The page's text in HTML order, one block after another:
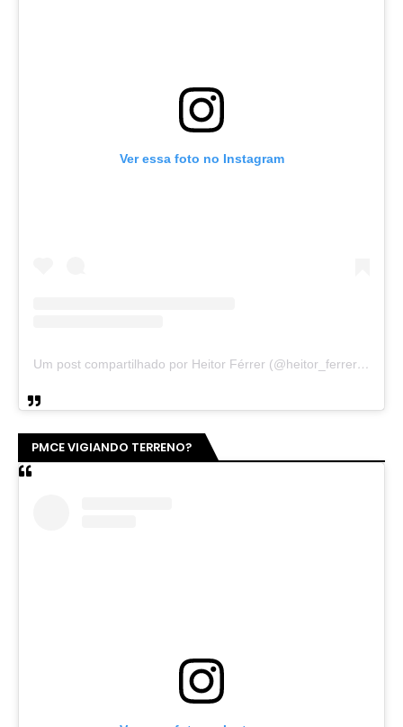
Ver essa foto no Instagram
Um post compartilhado por Heitor Férrer (@heitor_ferrer77)
PMCE VIGIANDO TERRENO?